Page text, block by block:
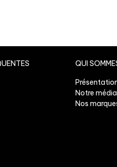
QUI
Notre
Nos